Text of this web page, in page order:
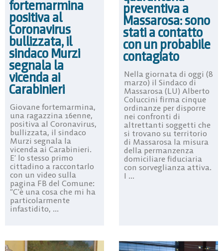
fortemarmina
positiva al
Coronavirus
bullizzata, il
sindaco Murzi
segnala la
vicenda ai
Carabinieri
Giovane fortemarmina,
una ragazzina 16enne,
positiva al Coronavirus,
bullizzata, il sindaco
Murzi segnala la
vicenda ai Carabinieri.
E’ lo stesso primo
cittadino a raccontarlo
con un video sulla
pagina FB del Comune:
“C’è una cosa che mi ha
particolarmente
infastidito, ...
preventiva a
Massarosa: sono
stati a contatto
con un probabile
contagiato
Nella giornata di oggi (8
marzo) il Sindaco di
Massarosa (LU) Alberto
Coluccini firma cinque
ordinanze per disporre
nei confronti di
altrettanti soggetti che
si trovano su territorio
di Massarosa la misura
della permanzenza
domiciliare fiduciaria
con sorveglianza attiva.
I ...